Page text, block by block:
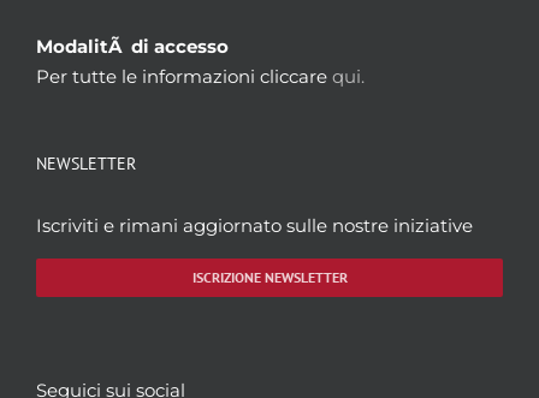
ModalitÃ di accesso
Per tutte le informazioni cliccare qui.
NEWSLETTER
Iscriviti e rimani aggiornato sulle nostre iniziative
ISCRIZIONE NEWSLETTER
Seguici sui social